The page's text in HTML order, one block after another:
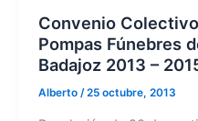
Convenio
Pompas Fúnebres
Badajoz 2013 –
Alberto /25 octubre, 2013